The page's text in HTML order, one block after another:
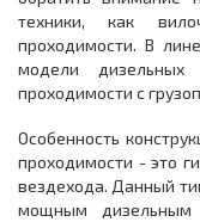
техники, как
проходимости. В
модели дизельных
проходимости c
Особенность
проходимости - это
вездехода. Данный
мощным дизельным